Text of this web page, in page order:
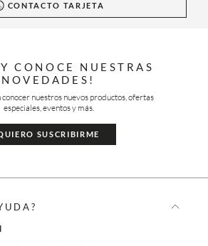
CONTACTO TARJETA
CONOCE NUESTRAS
NOVEDADES!
nuestros nuevos productos, ofertas
especiales, eventos y más.
SUSCRIBIRME